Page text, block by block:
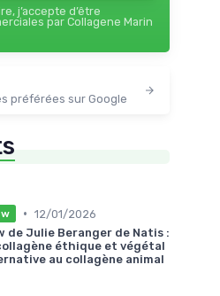
j’accepte d’être
par Collagene Marin
préférées sur Google
• 12/01/2026
de Julie Beranger de Natis :
éthique et végétal
au collagène animal